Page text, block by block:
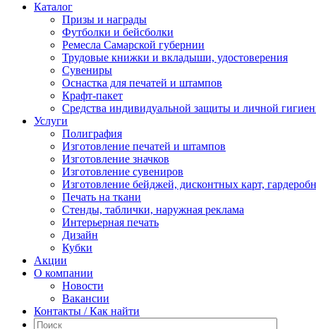
Каталог
Призы и награды
Футболки и бейсболки
Ремесла Самарской губернии
Трудовые книжки и вкладыши, удостоверения
Сувениры
Оснастка для печатей и штампов
Крафт-пакет
Средства индивидуальной защиты и личной
Услуги
Полиграфия
Изготовление печатей и штампов
Изготовление значков
Изготовление сувениров
Изготовление бейджей, дисконтных карт,
Печать на ткани
Стенды, таблички, наружная реклама
Интерьерная печать
Дизайн
Кубки
Акции
О компании
Новости
Вакансии
Контакты / Как найти